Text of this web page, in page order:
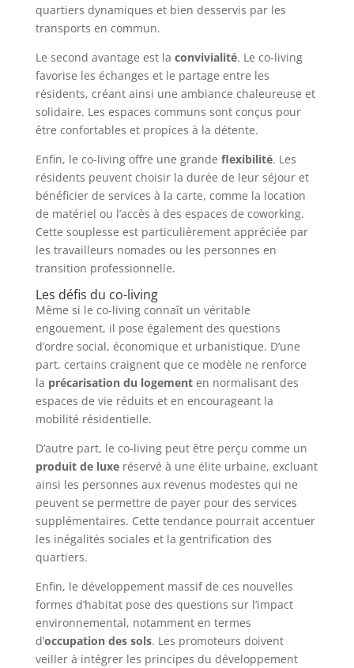
quartiers dynamiques et bien desservis par les
transports en commun.
Le second avantage est la convivialité. Le co-living
favorise les échanges et le partage entre les
résidents, créant ainsi une ambiance chaleureuse et
solidaire. Les espaces communs sont conçus pour
être confortables et propices à la détente.
Enfin, le co-living offre une grande flexibilité. Les
résidents peuvent choisir la durée de leur séjour et
bénéficier de services à la carte, comme la location
de matériel ou l’accès à des espaces de coworking.
Cette souplesse est particulièrement appréciée par
les travailleurs nomades ou les personnes en
transition professionnelle.
Les défis du co-living
Même si le co-living connaît un véritable
engouement, il pose également des questions
d’ordre social, économique et urbanistique. D’une
part, certains craignent que ce modèle ne renforce
la précarisation du logementen normalisant des
espaces de vie réduits et en encourageant la
mobilité résidentielle.
D’autre part, le co-living peut être perçu comme un
produit de luxeréservé à une élite urbaine, excluant
ainsi les personnes aux revenus modestes qui ne
peuvent se permettre de payer pour des services
supplémentaires. Cette tendance pourrait accentuer
les inégalités sociales et la gentrification des
quartiers.
Enfin, le développement massif de ces nouvelles
formes d’habitat pose des questions sur l’impact
environnemental, notamment en termes
d’occupation des sols. Les promoteurs doivent
veiller à intégrer les principes du développement